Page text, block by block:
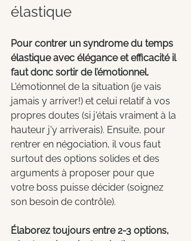
élastique
Pour contrer un syndrome du temps
élastique avec élégance et efficacité il
faut donc sortir de l’émotionnel.
L'émotionnel de la situation (je vais
jamais y arriver!) et celui relatif à vos
propres doutes (si j'étais vraiment à la
hauteur j'y arriverais). Ensuite, pour
rentrer en négociation, il vous faut
surtout des options solides et des
arguments à proposer pour que
votre boss puisse décider (soignez
son besoin de contrôle).
Élaborez toujours entre 2-3 options,